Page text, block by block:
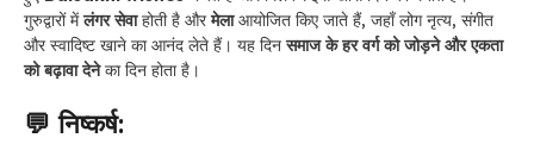
गुरुद्वारों मेंलंगर सेवाहोती है औरमेलाआयोजित किए जाते हैं, जहाँ लोग नृत्य, संगीत
और स्वादिष्ट खाने का आनंद लेते हैं। यह दिनसमाज के हर वर्ग को जोड़ने और एकता
को बढ़ावा देनेका दिन होता है।
💬 निष्कर्ष: